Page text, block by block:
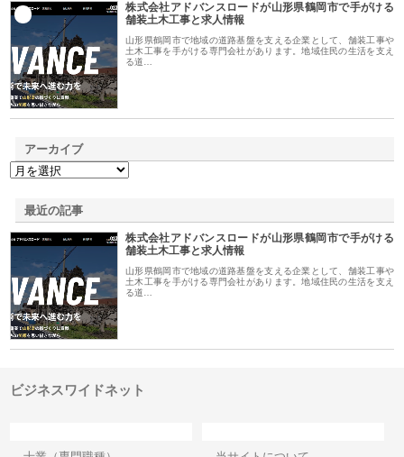
株式会社アドバンスロードが山形県鶴岡市で手がける
舗装土木工事と求人情報
山形県鶴岡市で地域の道路基盤を支える企業として、舗装工事や
土木工事を手がける専門会社があります。地域住民の生活を支え
る道…
アーカイブ
最近の記事
株式会社アドバンスロードが山形県鶴岡市で手がける
舗装土木工事と求人情報
山形県鶴岡市で地域の道路基盤を支える企業として、舗装工事や
土木工事を手がける専門会社があります。地域住民の生活を支え
る道…
ビジネスワイドネット